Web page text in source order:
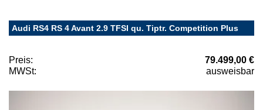
Audi RS4 RS 4 Avant 2.9 TFSI qu. Tiptr. Competition Plus
Preis:
79.499,00 €
MWSt:
ausweisbar